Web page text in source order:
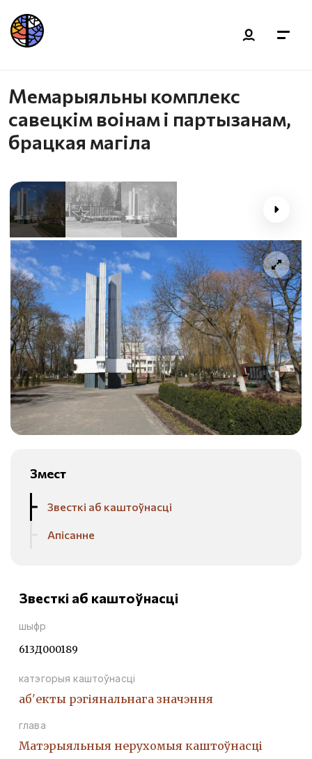
Мемарыяльны комплекс
савецкім воінам і партызанам,
брацкая магіла
Змест
Звесткі аб каштоўнасці
Апісанне
Звесткі аб каштоўнасці
шыфр
613Д000189
катэгорыя каштоўнасці
аб'екты рэгіянальнага значэння
глава
Матэрыяльныя нерухомыя каштоўнасці